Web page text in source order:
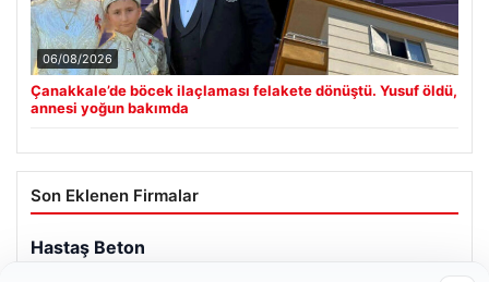
06/08/2026
Çanakkale’de böcek ilaçlaması felakete dönüştü. Yusuf öldü,
annesi yoğun bakımda
Son Eklenen Firmalar
Hastaş Beton